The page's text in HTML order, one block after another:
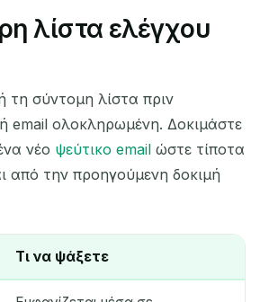
λίστα ελέγχου
σύντομη λίστα πριν
email ολοκληρωμένη. Δοκιμάστε
νέο ψεύτικο email ώστε τίποτα
από την προηγούμενη δοκιμή
Τι να ψάξετε